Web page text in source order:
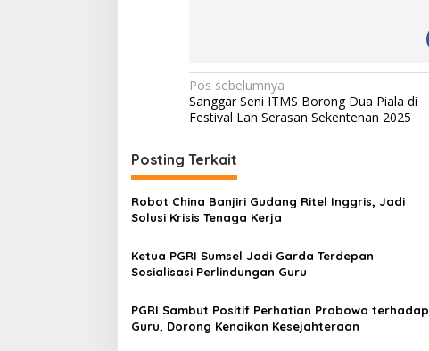
N
a
i
g
a
i
o
s
Pos sebelumnya
Sanggar Seni ITMS Borong Dua Piala di
Festival Lan Serasan Sekentenan 2025
Posting Terkait
Robot China Banjiri Gudang Ritel Inggris, Jadi
Solusi Krisis Tenaga Kerja
Ketua PGRI Sumsel Jadi Garda Terdepan
Sosialisasi Perlindungan Guru
PGRI Sambut Positif Perhatian Prabowo terhadap
Guru, Dorong Kenaikan Kesejahteraan